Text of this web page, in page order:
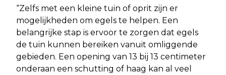
“Zelfs met een kleine tuin of oprit zijn er
mogelijkheden om egels te helpen. Een
belangrijke stap is ervoor te zorgen dat egels
de tuin kunnen bereiken vanuit omliggende
gebieden. Een opening van 13 bij 13 centimeter
onderaan een schutting of haag kan al veel